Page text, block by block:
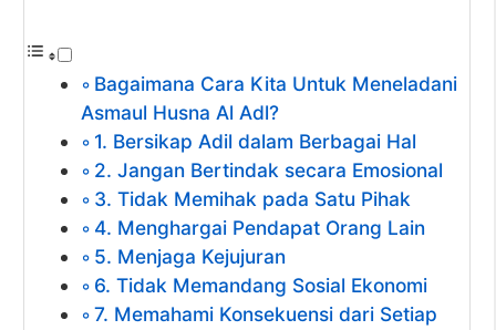
Bagaimana Cara Kita Untuk Meneladani
Asmaul Husna Al Adl?
1. Bersikap Adil dalam Berbagai Hal
2. Jangan Bertindak secara Emosional
3. Tidak Memihak pada Satu Pihak
4. Menghargai Pendapat Orang Lain
5. Menjaga Kejujuran
6. Tidak Memandang Sosial Ekonomi
7. Memahami Konsekuensi dari Setiap